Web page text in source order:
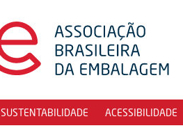
SUSTENTABILIDADE ACESSIBILIDADE